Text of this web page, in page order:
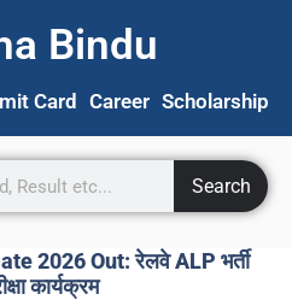
Bindu
Card Career Scholarship
Search
2026 Out: रेलवे ALP भर्ती
कार्यक्रम